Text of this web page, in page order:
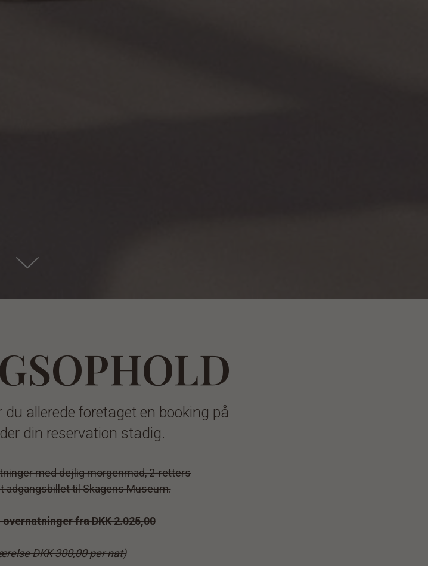
allerede foretaget en booking på
din reservation stadig.
med dejlig morgenmad, 2-retters
adgangsbillet til Skagens Museum.
fra DKK 2.025,00
DKK 300,00 per nat)